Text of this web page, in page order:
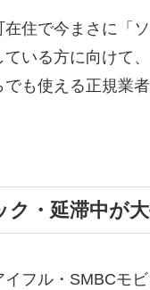
住で今まさに「
いる方に向けて
も使える正規業
ク・延滞中が
フル・SMBCモ